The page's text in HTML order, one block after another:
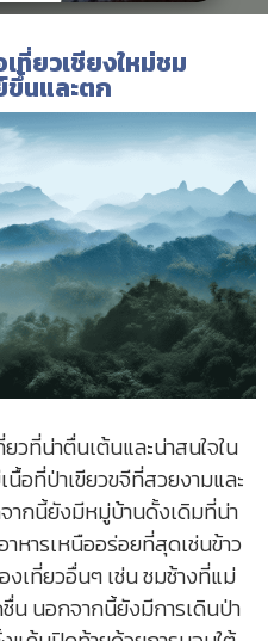
ที่ยวเชียงใหม่ชม
นและตก
วที่น่าตื่นเต้นและน่าสนใจใน
อที่ป่าเขียวขจีที่สวยงามและ
ากนี้ยังมีหมู่บ้านดั้งเดิมที่น่า
หารเหนืออร่อยที่สุดเช่นข้าว
เที่ยวอื่นๆ เช่น ชมช้างที่แม่
น นอกจากนี้ยังมีการเดินป่า